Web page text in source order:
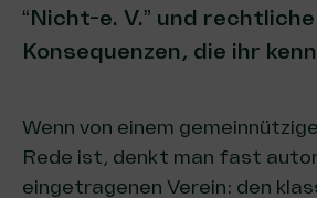
“Nicht-e. V.” und rechtliche
Konsequenzen, die ihr
Wenn von einem
Rede ist, denkt man fast
eingetragenen Verein: den